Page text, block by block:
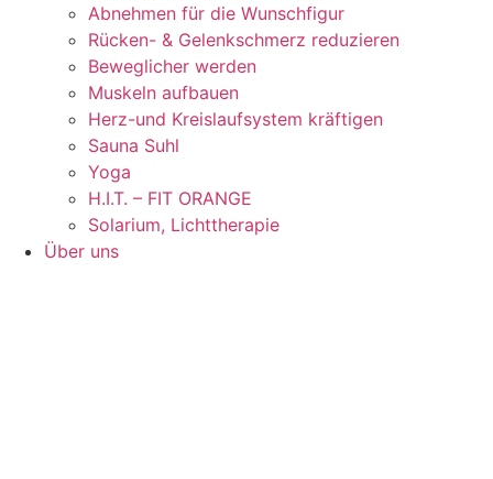
Abnehmen für die Wunschfigur
Rücken- & Gelenkschmerz reduzieren
Beweglicher werden
Muskeln aufbauen
Herz-und Kreislaufsystem kräftigen
Sauna Suhl
Yoga
H.I.T. – FIT ORANGE
Solarium, Lichttherapie
Über uns